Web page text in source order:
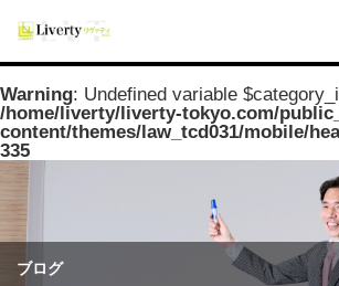
Warning: Undefined variable
/home/liverty/liverty-tokyo.com/
content/themes/law_tcd031/mobile/
335
ブログ